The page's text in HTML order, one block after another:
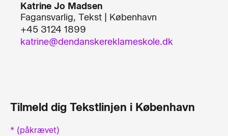
Katrine Jo Madsen
Fagansvarlig, Tekst | København
+45 3124 1899
katrine@dendanskereklameskole.dk
Tilmeld dig Tekstlinjen i København
* (påkrævet)